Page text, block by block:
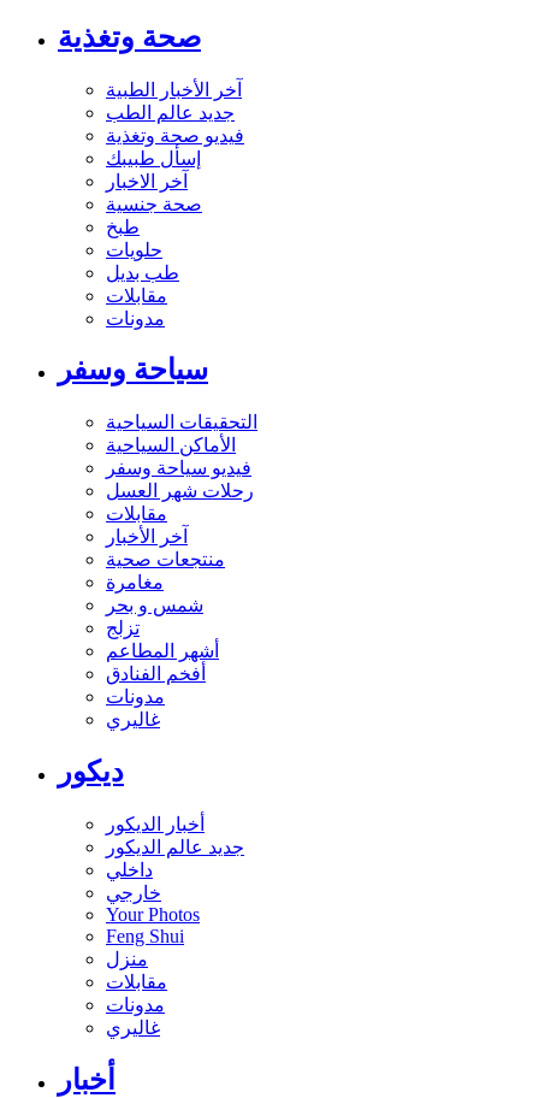
صحة وتغذية
آخر الأخبار الطبية
جديد عالم الطب
فيديو صحة وتغذية
إسأل طبيبك
آخر الاخبار
صحة جنسية
طبخ
حلويات
طب بديل
مقابلات
مدونات
سياحة وسفر
التحقيقات السياحية
الأماكن السياحية
فيديو سياحة وسفر
رحلات شهر العسل
مقابلات
آخر الأخبار
منتجعات صحية
مغامرة
شمس و بحر
تزلج
أشهر المطاعم
أفخم الفنادق
مدونات
غاليري
ديكور
أخبار الديكور
جديد عالم الديكور
داخلي
خارجي
Your Photos
Feng Shui
منزل
مقابلات
مدونات
غاليري
أخبار